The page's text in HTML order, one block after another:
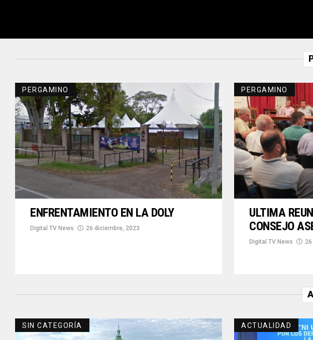
PERGAMINO
ENFRENTAMIENTO EN LA DOLY
Digital TV News 26 diciembre, 2023
PERGAMINO
ULTIMA
CONSEJO
Digital TV News
SIN CATEGORÍA ACTUALIDAD